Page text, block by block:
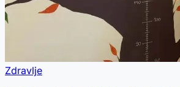
Zdravlje